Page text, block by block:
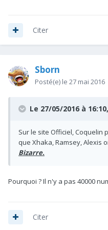
Citer
Sborn
Posté(e) le 27 mai 2016
Le 27/05/2016 à
Sur le site Officiel, Coquelin
que Xhaka, Ramsey, Alexis
Bizarre.
Pourquoi ? Il n'y a pas 40000
Citer